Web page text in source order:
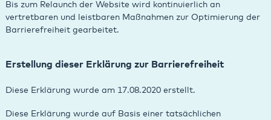
Bis zum Relaunch der Website wird kontinuierlich an
vertretbaren und leistbaren Maßnahmen zur Optimierung der
Barrierefreiheit gearbeitet.
Erstellung dieser Erklärung zur Barrierefreiheit
Diese Erklärung wurde am 17.08.2020 erstellt.
Diese Erklärung wurde auf Basis einer tatsächlichen